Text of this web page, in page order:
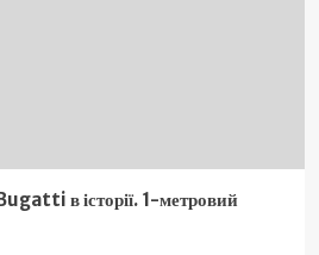
в історії. 1-метровий